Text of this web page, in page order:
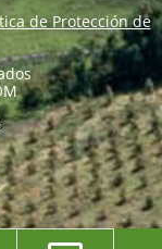
de Protección de